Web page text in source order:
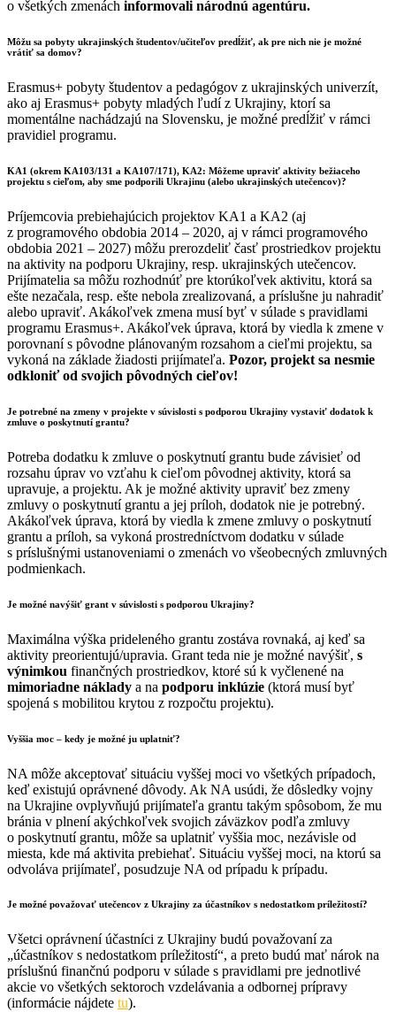
o všetkých zmenách informovali národnú agentúru.
Môžu sa pobyty ukrajinských študentov/učiteľov predĺžiť, ak pre nich nie je možné
vrátiť sa domov?
Erasmus+ pobyty študentov a pedagógov z ukrajinských univerzít,
ako aj Erasmus+ pobyty mladých ľudí z Ukrajiny, ktorí sa
momentálne nachádzajú na Slovensku, je možné predĺžiť v rámci
pravidiel programu.
KA1 (okrem KA103/131 a KA107/171), KA2: Môžeme upraviť aktivity bežiaceho
projektu s cieľom, aby sme podporili Ukrajinu (alebo ukrajinských utečencov)?
Príjemcovia prebiehajúcich projektov KA1 a KA2 (aj
z programového obdobia 2014 – 2020, aj v rámci programového
obdobia 2021 – 2027) môžu prerozdeliť časť prostriedkov projektu
na aktivity na podporu Ukrajiny, resp. ukrajinských utečencov.
Prijímatelia sa môžu rozhodnúť pre ktorúkoľvek aktivitu, ktorá sa
ešte nezačala, resp. ešte nebola zrealizovaná, a príslušne ju nahradiť
alebo upraviť. Akákoľvek zmena musí byť v súlade s pravidlami
programu Erasmus+. Akákoľvek úprava, ktorá by viedla k zmene v
porovnaní s pôvodne plánovaným rozsahom a cieľmi projektu, sa
vykoná na základe žiadosti prijímateľa. Pozor, projekt sa nesmie
odkloniť od svojich pôvodných cieľov!
Je potrebné na zmeny v projekte v súvislosti s podporou Ukrajiny vystaviť dodatok k
zmluve o poskytnutí grantu?
Potreba dodatku k zmluve o poskytnutí grantu bude závisieť od
rozsahu úprav vo vzťahu k cieľom pôvodnej aktivity, ktorá sa
upravuje, a projektu. Ak je možné aktivity upraviť bez zmeny
zmluvy o poskytnutí grantu a jej príloh, dodatok nie je potrebný.
Akákoľvek úprava, ktorá by viedla k zmene zmluvy o poskytnutí
grantu a príloh, sa vykoná prostredníctvom dodatku v súlade
s príslušnými ustanoveniami o zmenách vo všeobecných zmluvných
podmienkach.
Je možné navýšiť grant v súvislosti s podporou Ukrajiny?
Maximálna výška prideleného grantu zostáva rovnaká, aj keď sa
aktivity preorientujú/upravia. Grant teda nie je možné navýšiť, s
výnimkou finančných prostriedkov, ktoré sú k vyčlenené na
mimoriadne náklady a na podporu inklúzie (ktorá musí byť
spojená s mobilitou krytou z rozpočtu projektu).
Vyššia moc – kedy je možné ju uplatniť?
NA môže akceptovať situáciu vyššej moci vo všetkých prípadoch,
keď existujú oprávnené dôvody. Ak NA usúdi, že dôsledky vojny
na Ukrajine ovplyvňujú prijímateľa grantu takým spôsobom, že mu
bránia v plnení akýchkoľvek svojich záväzkov podľa zmluvy
o poskytnutí grantu, môže sa uplatniť vyššia moc, nezávisle od
miesta, kde má aktivita prebiehať. Situáciu vyššej moci, na ktorú sa
odvoláva prijímateľ, posudzuje NA od prípadu k prípadu.
Je možné považovať utečencov z Ukrajiny za účastníkov s nedostatkom príležitostí?
Všetci oprávnení účastníci z Ukrajiny budú považovaní za
„účastníkov s nedostatkom príležitostí“, a preto budú mať nárok na
príslušnú finančnú podporu v súlade s pravidlami pre jednotlivé
akcie vo všetkých sektoroch vzdelávania a odbornej prípravy
(informácie nájdete tu).